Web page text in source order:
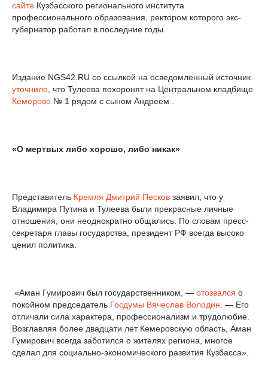
сайте Кузбасского регионального института
профессионального образования, ректором которого экс-
губернатор работал в последние годы.
Издание NGS42.RU со ссылкой на осведомленный источник
уточнило, что Тулеева похоронят на Центральном кладбище
Кемерово № 1 рядом с сыном Андреем .
«О мертвых либо хорошо, либо никак»
Представитель Кремля Дмитрий Песков заявил, что у
Владимира Путина и Тулеева были прекрасные личные
отношения, они неоднократно общались. По словам пресс-
секретаря главы государства, президент РФ всегда высоко
ценил политика.
«Аман Гумирович был государственником, — отозвался о
покойном председатель Госдумы Вячеслав Володин. — Его
отличали сила характера, профессионализм и трудолюбие.
Возглавляя более двадцати лет Кемеровскую область, Аман
Гумирович всегда заботился о жителях региона, многое
сделал для социально-экономического развития Кузбасса».